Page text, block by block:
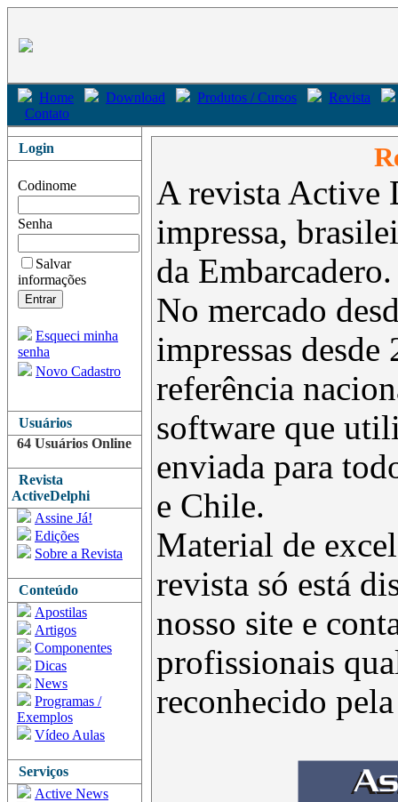
Home Download Produtos / Cursos
Revista
Contato
Login
Codinome
Senha
Salvar
informações
Esqueci minha
senha
Novo Cadastro
Usuários
64 Usuários Online
Revista
ActiveDelphi
Assine Já!
Edições
Sobre a Revista
Conteúdo
Apostilas
Artigos
Componentes
Dicas
News
Programas /
Exemplos
Vídeo Aulas
Serviços
Active News
A revista Active
impressa,
da Embarcadero.
No mercado
impressas
referência
software que
enviada para
e Chile.
Material de
revista só está
nosso site e
profissionais
reconhecido